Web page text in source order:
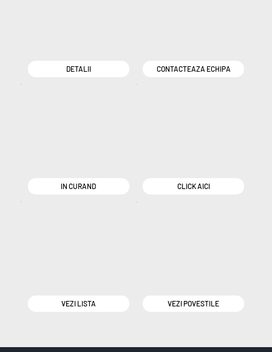
DETALII CONTACTEAZA ECHIPA
IN CURAND CLICK AICI
VEZI LISTA VEZI POVESTILE